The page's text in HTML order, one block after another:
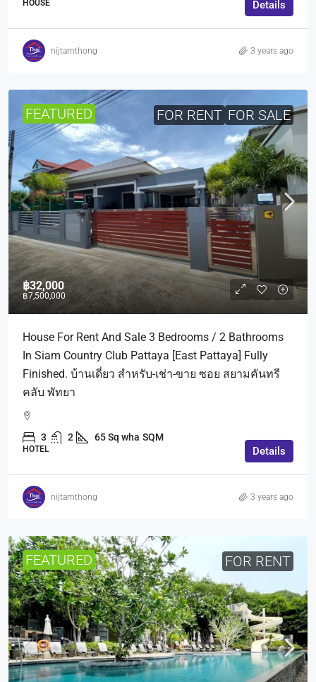
HOUSE Details
nijtamthong 3 years ago
FEATURED FOR RENT FOR SALE
฿32,000
฿7,500,000
House For Rent And Sale 3 Bedrooms / 2 Bathrooms
In Siam Country Club Pattaya [East Pattaya] Fully
Finished. บ้านเดี่ยว สำหรับ-เช่า-ขาย ซอย สยามคันทรี
คลับ พัทยา
3 2 65 Sq wha SQM
HOTEL Details
nijtamthong 3 years ago
FEATURED FOR RENT